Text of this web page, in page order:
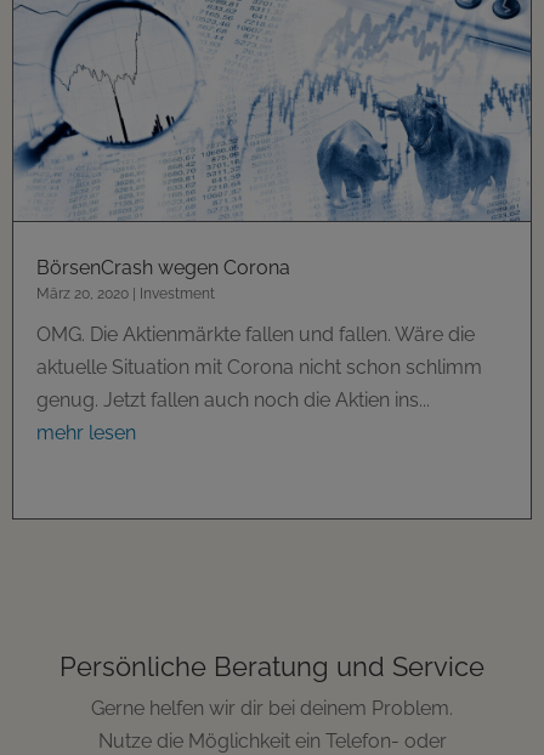
BörsenCrash wegen Corona
März 20, 2020 Investment
OMG. Die Aktienmärkte fallen und fallen. Wäre die
aktuelle Situation mit Corona nicht schon schlimm
genug. Jetzt fallen auch noch die Aktien ins...
mehr lesen
Persönliche Beratung und Service
Gerne helfen wir dir bei deinem Problem.
Nutze die Möglichkeit ein Telefon- oder